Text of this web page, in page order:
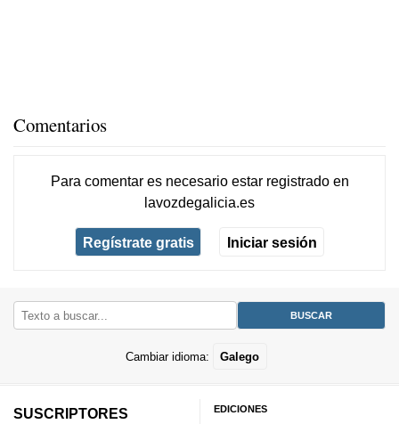
Comentarios
Para comentar es necesario estar registradoen
lavozdegalicia.es
Regístrate gratis Iniciar sesión
Cambiar idioma: Galego
SUSCRIPTORES
EDICIONES